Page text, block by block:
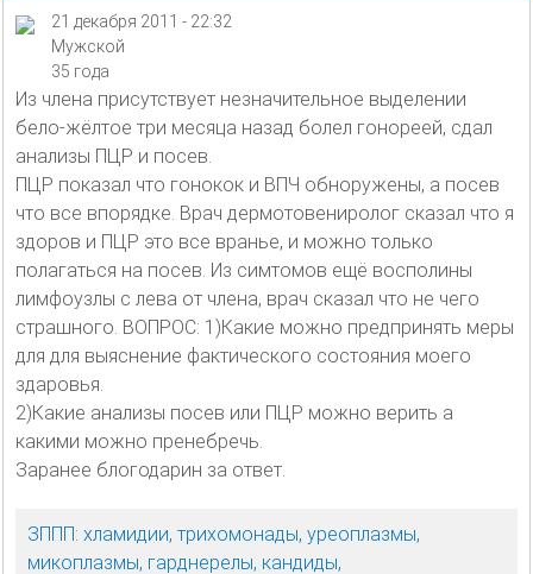
21 декабря 2011 - 22:32
Мужской
35 года
Из члена присутствует незначительное выделении
бело-жёлтое три месяца назад болел гонореей, сдал
анализы ПЦР и посев.
ПЦР показал что гонокок и ВПЧ обноружены, а посев
что все впорядке. Врач дермотовениролог сказал что я
здоров и ПЦР это все вранье, и можно только
полагаться на посев. Из симтомов ещё восполины
лимфоузлы с лева от члена, врач сказал что не чего
страшного. ВОПРОС: 1)Какие можно предпринять меры
для для выяснение фактического состояния моего
здаровья.
2)Какие анализы посев или ПЦР можно верить а
какими можно пренебречь.
Заранее блогодарин за ответ.
ЗППП: хламидии, трихомонады, уреоплазмы,
микоплазмы, гарднерелы, кандиды,